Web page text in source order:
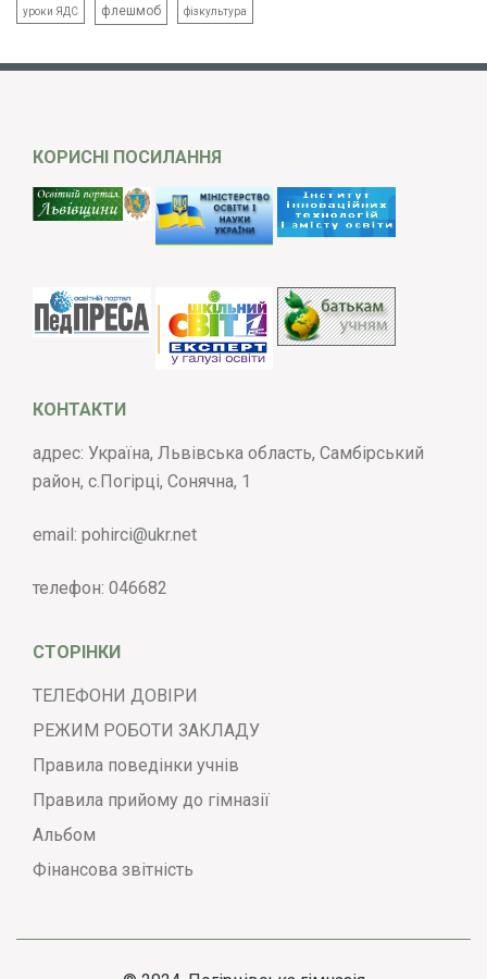
уроки ЯДС флешмоб фізкультура
КОРИСНІ ПОСИЛАННЯ
КОНТАКТИ
адрес: Україна, Львівська область, Самбірський
район, с.Погірці, Сонячна, 1
email: pohirci@ukr.net
телефон: 046682
СТОРІНКИ
ТЕЛЕФОНИ ДОВІРИ
РЕЖИМ РОБОТИ ЗАКЛАДУ
Правила поведінки учнів
Правила прийому до гімназії
Альбом
Фінансова звітність